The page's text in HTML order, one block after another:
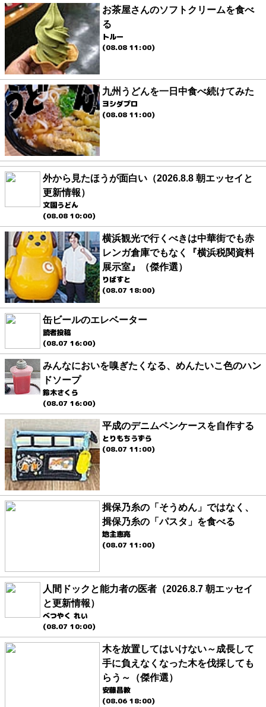
お茶屋さんのソフトクリームを食べ
る
トルー
(08.08 11:00)
九州うどんを一日中食べ続けてみた
ヨシダプロ
(08.08 11:00)
外から見たほうが面白い（2026.8.8 朝エッセイと
更新情報）
文園うどん
(08.08 10:00)
横浜観光で行くべきは中華街でも赤
レンガ倉庫でもなく『横浜税関資料
展示室』（傑作選）
りばすと
(08.07 18:00)
缶ビールのエレベーター
読者投稿
(08.07 16:00)
みんなにおいを嗅ぎたくなる、めんたいこ色のハン
ドソープ
鈴木さくら
(08.07 16:00)
平成のデニムペンケースを自作する
とりもちうずら
(08.07 11:00)
揖保乃糸の「そうめん」ではなく、
揖保乃糸の「パスタ」を食べる
地主恵亮
(08.07 11:00)
人間ドックと能力者の医者（2026.8.7 朝エッセイ
と更新情報）
べつやく れい
(08.07 10:00)
木を放置してはいけない～成長して
手に負えなくなった木を伐採しても
らう～（傑作選）
安藤昌教
(08.06 18:00)